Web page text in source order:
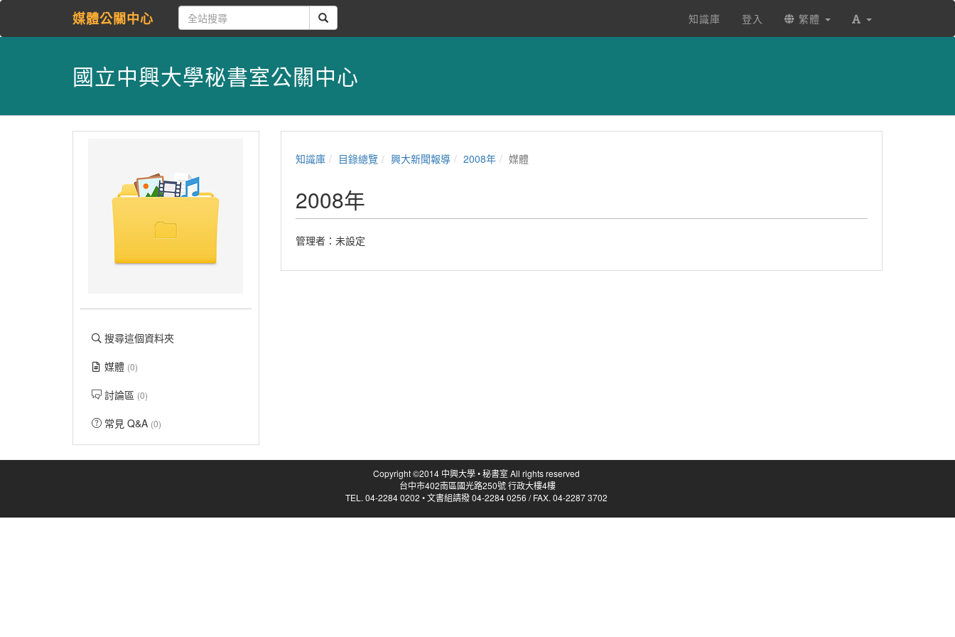
媒體公關中心 知識庫 登入 繁體
國立中興大學秘書室公關中心
搜尋這個資料夾
媒體 (0)
討論區 (0)
常見 Q&A (0)
知識庫 目錄總覽 興大新聞報導 2008年 媒體
2008年
管理者：未設定
Copyright ©2014 中興大學 • 秘書室 All rights reserved
台中市402南區國光路250號 行政大樓4樓
TEL. 04-2284 0202 • 文書組請撥 04-2284 0256 / FAX. 04-2287 3702